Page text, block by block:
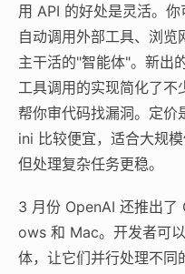
用 API 的好处是灵活。
自动调用外部工具、浏览
主干活的"智能体"。新出
工具调用的实现简化了
帮你审代码找漏洞。定
ini 比较便宜，适合大规
但处理复杂任务更稳。
3 月份 OpenAI 还推出
ows 和 Mac。开发者可
体，让它们并行处理不同